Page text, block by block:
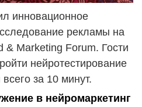
инновационное
рекламы на
& Marketing Forum. Гости
нейротестирование
за 10 минут.
в нейромаркетинг